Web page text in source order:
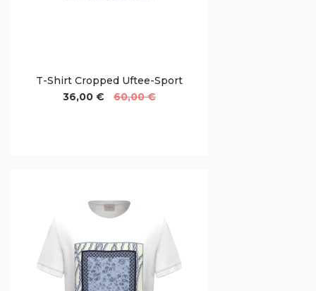
T-Shirt Cropped Uftee-Sport
36,00 €
60,00 €